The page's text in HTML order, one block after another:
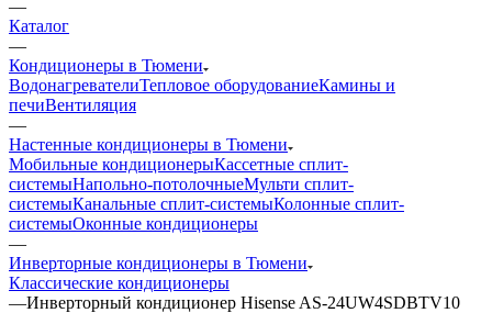
—
Каталог
—
Кондиционеры в Тюмени
ВодонагревателиТепловое оборудованиеКамины и
печиВентиляция
—
Настенные кондиционеры в Тюмени
Мобильные кондиционерыКассетные сплит-
системыНапольно-потолочныеМульти сплит-
системыКанальные сплит-системыКолонные сплит-
системыОконные кондиционеры
—
Инверторные кондиционеры в Тюмени
Классические кондиционеры
—Инверторный кондиционер Hisense AS-24UW4SDBTV10